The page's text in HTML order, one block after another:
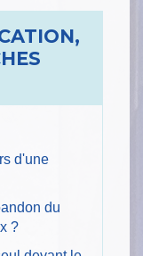
d'une
du
?